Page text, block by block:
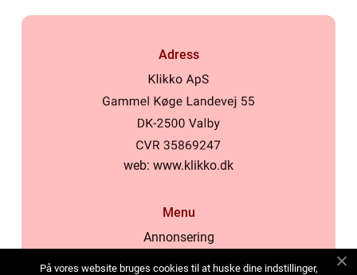
Adress
web: www.klikko.dk
Menu
Annonsering
På vores website bruges cookies til at huske dine indstillinger,